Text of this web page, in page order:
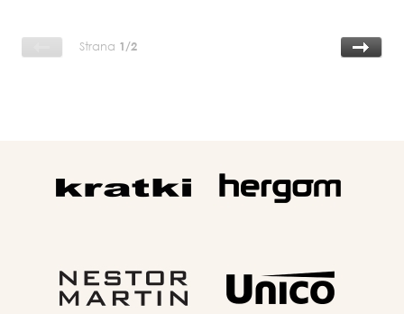
Strana 1/2